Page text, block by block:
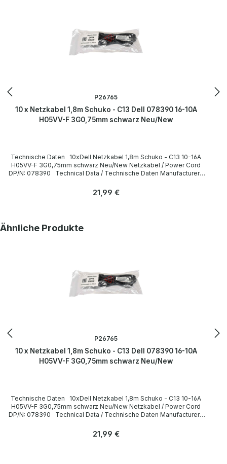
P26765
10 x Netzkabel 1,8m Schuko - C13 Dell 078390 16-10A
H05VV-F 3G0,75mm schwarz Neu/New
Technische Daten 10xDell Netzkabel 1,8m Schuko - C13 10-16A
H05VV-F 3G0,75mm schwarz Neu/New Netzkabel / Power Cord
DP/N: 078390 Technical Data / Technische Daten Manufacturer /
can be found on the pages of the manufacturer. Weitere
Regulärer Preis:
21,99 €
Produktgalerie überspringen
Ähnliche Produkte
P26765
10 x Netzkabel 1,8m Schuko - C13 Dell 078390 16-10A
H05VV-F 3G0,75mm schwarz Neu/New
Technische Daten 10xDell Netzkabel 1,8m Schuko - C13 10-16A
H05VV-F 3G0,75mm schwarz Neu/New Netzkabel / Power Cord
DP/N: 078390 Technical Data / Technische Daten Manufacturer /
Regulärer Preis:
21,99 €